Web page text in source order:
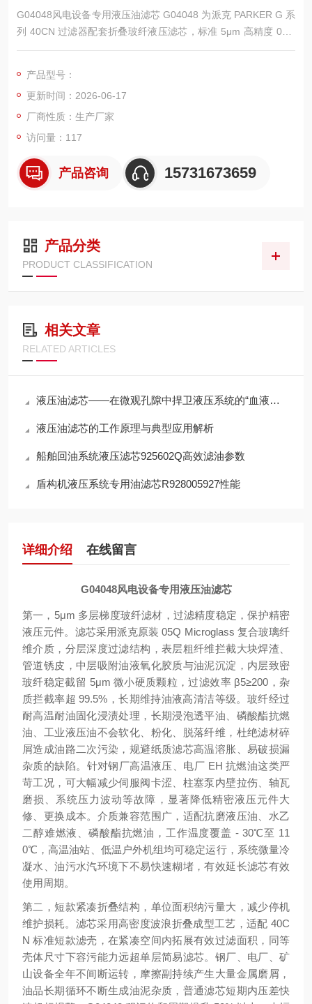
G04048风电设备专用液压油滤芯 G04048 为派克 PARKER G 系
列 40CN 过滤器配套折叠玻纤液压滤芯，标准 5μm 高精度 05Q
梯度玻纤滤材，内外双层不锈钢冲孔支撑骨架，碳钢镀锌端盖搭
压润滑系统。主打滤除油液金属磨屑、锈蚀杂质、高温油泥、氧
化胶质。
产品型号：
更新时间：2026-06-17
厂商性质：生产厂家
访问量：117
产品咨询 15731673659
产品分类
PRODUCT CLASSIFICATION
相关文章
RELATED ARTICLES
液压油滤芯——在微观孔隙中捍卫液压系统的“血液纯净”
液压油滤芯的工作原理与典型应用解析
船舶回油系统液压滤芯925602Q高效滤油参数
盾构机液压系统专用油滤芯R928005927性能
详细介绍 在线留言
G04048风电设备专用液压油滤芯
第一，5μm 多层梯度玻纤滤材，过滤精度稳定，保护精密
液压元件。滤芯采用派克原装 05Q Microglass 复合玻璃纤
维介质，分层深度过滤结构，表层粗纤维拦截大块焊渣、
管道锈皮，中层吸附油液氧化胶质与油泥沉淀，内层致密
玻纤稳定截留 5μm 微小硬质颗粒，过滤效率 β5≥200，杂
质拦截率超 99.5%，长期维持油液高清洁等级。玻纤经过
耐高温耐油固化浸渍处理，长期浸泡透平油、磷酸酯抗燃
油、工业液压油不会软化、粉化、脱落纤维，杜绝滤材碎
屑造成油路二次污染，规避纸质滤芯高温溶胀、易破损漏
杂质的缺陷。针对钢厂高温液压、电厂 EH 抗燃油这类严
苛工况，可大幅减少伺服阀卡涩、柱塞泵内壁拉伤、轴瓦
磨损、系统压力波动等故障，显著降低精密液压元件大
修、更换成本。介质兼容范围广，适配抗磨液压油、水乙
二醇难燃液、磷酸酯抗燃油，工作温度覆盖 - 30℃至 11
0℃，高温油站、低温户外机组均可稳定运行，系统微量冷
凝水、油污水汽环境下不易快速糊堵，有效延长滤芯有效
使用周期。
第二，短款紧凑折叠结构，单位面积纳污量大，减少停机
维护损耗。滤芯采用高密度波浪折叠成型工艺，适配 40C
N 标准短款滤壳，在紧凑空间内拓展有效过滤面积，同等
壳体尺寸下容污能力远超单层简易滤芯。钢厂、电厂、矿
山设备全年不间断运转，摩擦副持续产生大量金属磨屑，
油品长期循环不断生成油泥杂质，普通滤芯短期内压差快